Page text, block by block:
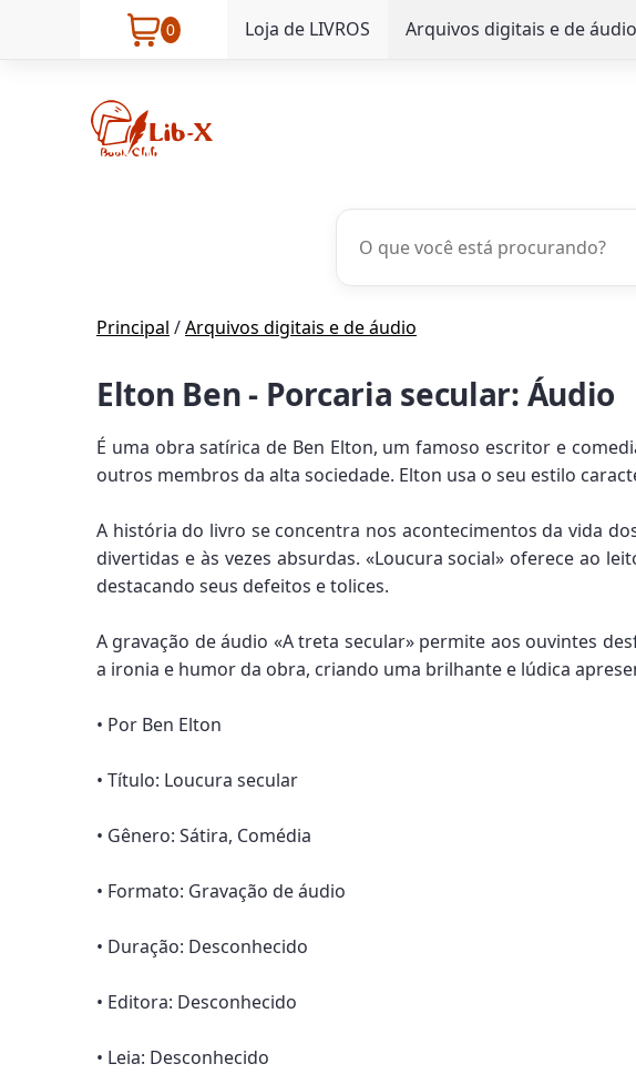
0 Loja de LIVROS Arquivos digitais e de áudio
Principal /Arquivos digitais e de áudio
Elton Ben - Porcaria secular: Áudio
É uma obra satírica de Ben Elton, um famoso escritor e
outros membros da alta sociedade. Elton usa o seu estilo
A história do livro se concentra nos acontecimentos da vida
divertidas e às vezes absurdas. «Loucura social» oferece ao
destacando seus defeitos e tolices.
A gravação de áudio «A treta secular» permite aos ouvintes
a ironia e humor da obra, criando uma brilhante e lúdica
• Por Ben Elton
• Título: Loucura secular
• Gênero: Sátira, Comédia
• Formato: Gravação de áudio
• Duração: Desconhecido
• Editora: Desconhecido
• Leia: Desconhecido